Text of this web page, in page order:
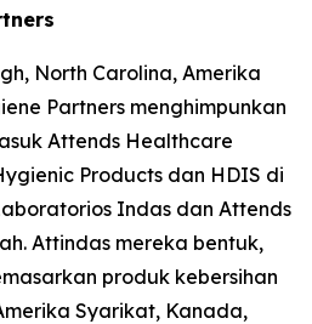
North Carolina, Amerika
Partners menghimpunkan
Attends Healthcare
Products dan HDIS di
Indas dan Attends
Attindas mereka bentuk,
produk kebersihan
Syarikat, Kanada,